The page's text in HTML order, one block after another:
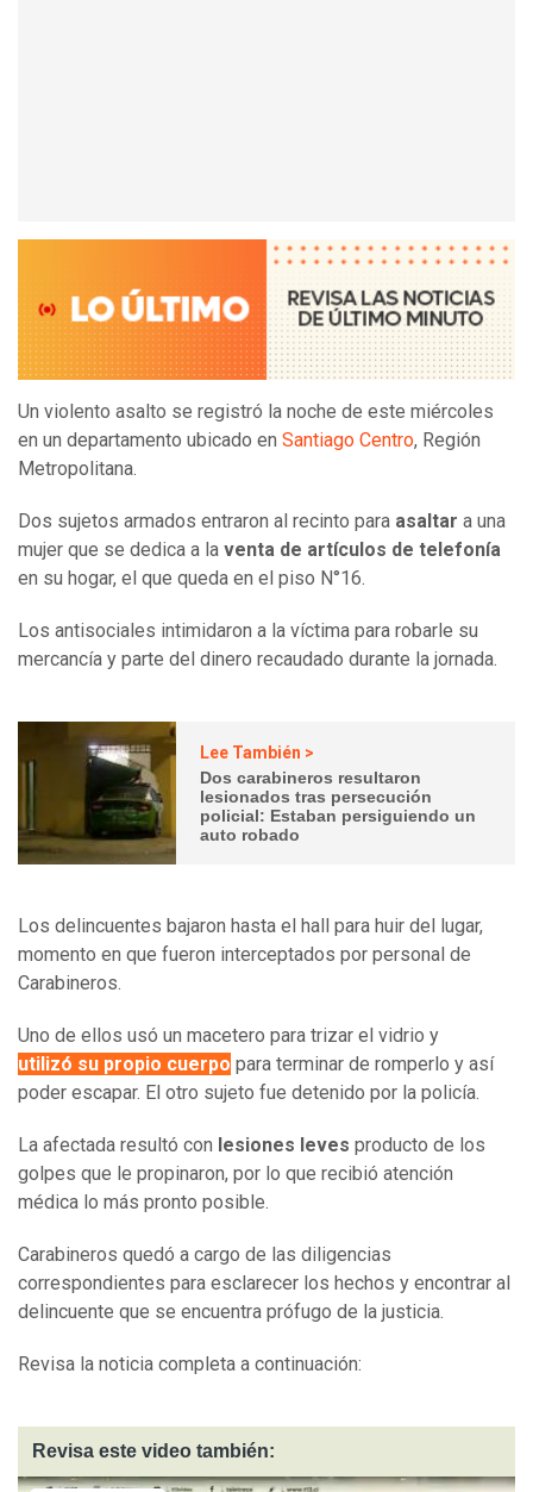
Un violento asalto se registró la noche de este miércoles
en un departamento ubicado en Santiago Centro, Región
Metropolitana.
Dos sujetos armados entraron al recinto para asaltar a una
mujer que se dedica a la venta de artículos de telefonía
en su hogar, el que queda en el piso N°16.
Los antisociales intimidaron a la víctima para robarle su
mercancía y parte del dinero recaudado durante la jornada.
Lee También >
Dos carabineros resultaron
lesionados tras persecución
policial: Estaban persiguiendo un
auto robado
Los delincuentes bajaron hasta el hall para huir del lugar,
momento en que fueron interceptados por personal de
Carabineros.
Uno de ellos usó un macetero para trizar el vidrio y
utilizó su propio cuerpo para terminar de romperlo y así
poder escapar. El otro sujeto fue detenido por la policía.
La afectada resultó con lesiones leves producto de los
golpes que le propinaron, por lo que recibió atención
médica lo más pronto posible.
Carabineros quedó a cargo de las diligencias
correspondientes para esclarecer los hechos y encontrar al
delincuente que se encuentra prófugo de la justicia.
Revisa la noticia completa a continuación:
Revisa este video también: